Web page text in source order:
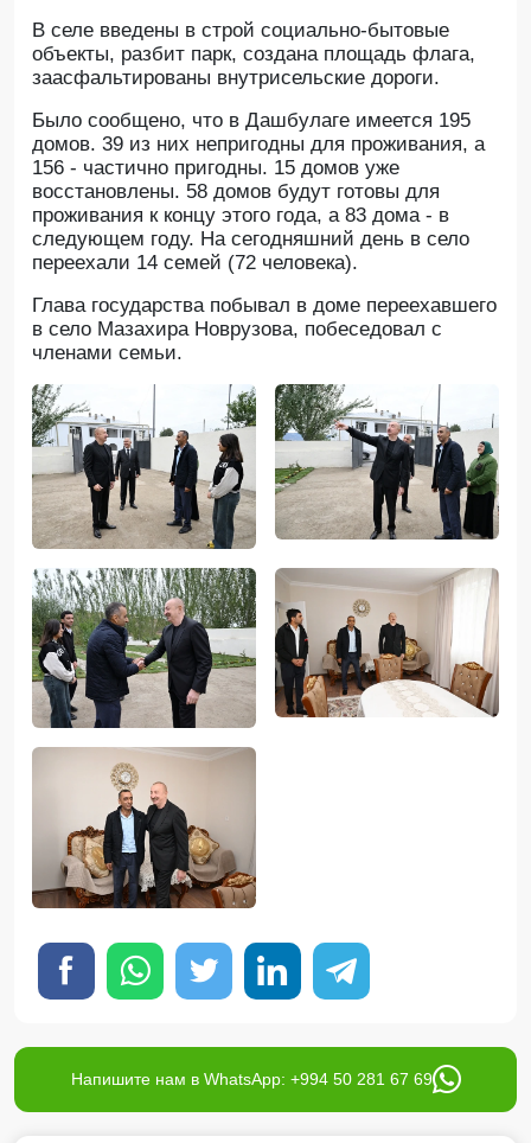
В селе введены в строй социально-бытовые
объекты, разбит парк, создана площадь флага,
заасфальтированы внутрисельские дороги.
Было сообщено, что в Дашбулаге имеется 195
домов. 39 из них непригодны для проживания, а
156 - частично пригодны. 15 домов уже
восстановлены. 58 домов будут готовы для
проживания к концу этого года, а 83 дома - в
следующем году. На сегодняшний день в село
переехали 14 семей (72 человека).
Глава государства побывал в доме переехавшего
в село Мазахира Новрузова, побеседовал с
членами семьи.
Напишите нам в WhatsApp: +994 50 281 67 69